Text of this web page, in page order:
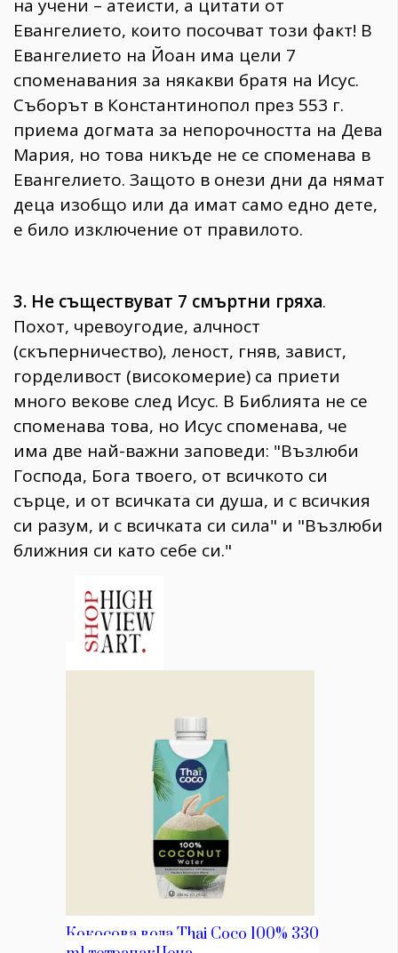
на учени – атеисти, а цитати от
Евангелието, които посочват този факт! В
Евангелието на Йоан има цели 7
споменавания за някакви братя на Исус.
Съборът в Константинопол през 553 г.
приема догмата за непорочността на Дева
Мария, но това никъде не се споменава в
Евангелието. Защото в онези дни да нямат
деца изобщо или да имат само едно дете,
е било изключение от правилото.
3. Не съществуват 7 смъртни гряха.
Похот, чревоугодие, алчност
(скъперничество), леност, гняв, завист,
горделивост (високомерие) са приети
много векове след Исус. В Библията не се
споменава това, но Исус споменава, че
има две най-важни заповеди: "Възлюби
Господа, Бога твоего, от всичкото си
сърце, и от всичката си душа, и с всичкия
си разум, и с всичката си сила" и "Възлюби
ближния си като себе си."